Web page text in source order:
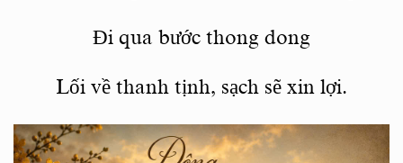
Đi qua bước thong dong
Lối về thanh tịnh, sạch sẽ xin lợi.